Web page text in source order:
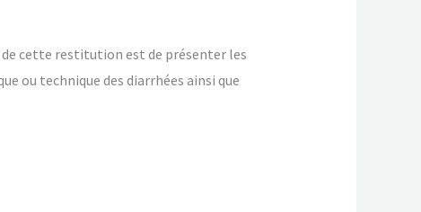
de cette restitution est de présenter les
ou technique des diarrhées ainsi que